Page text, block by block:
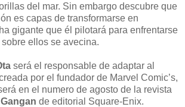
del mar. Sin embargo descubre que
es capas de transformarse en
gigante que él pilotará para enfrentarse
ellos se avecina.
será el responsable de adaptar al
por el fundador de Marvel Comic’s,
en el numero de agosto de la revista
de editorial Square-Enix.